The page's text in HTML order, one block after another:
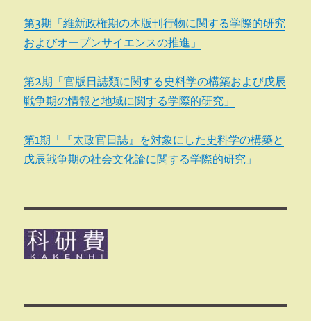
第3期「維新政権期の木版刊行物に関する学際的研究
およびオープンサイエンスの推進」
第2期「官版日誌類に関する史料学の構築および戊辰
戦争期の情報と地域に関する学際的研究」
第1期「『太政官日誌』を対象にした史料学の構築と
戊辰戦争期の社会文化論に関する学際的研究」